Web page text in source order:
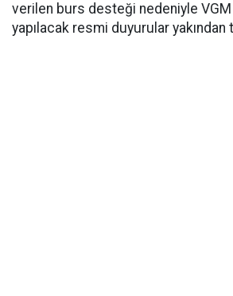
verilen burs desteği nedeniyle VGM
yapılacak resmi duyurular yakından